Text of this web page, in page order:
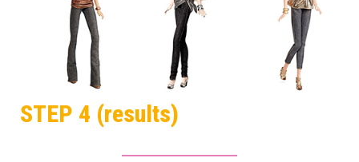
STEP 4 (results)